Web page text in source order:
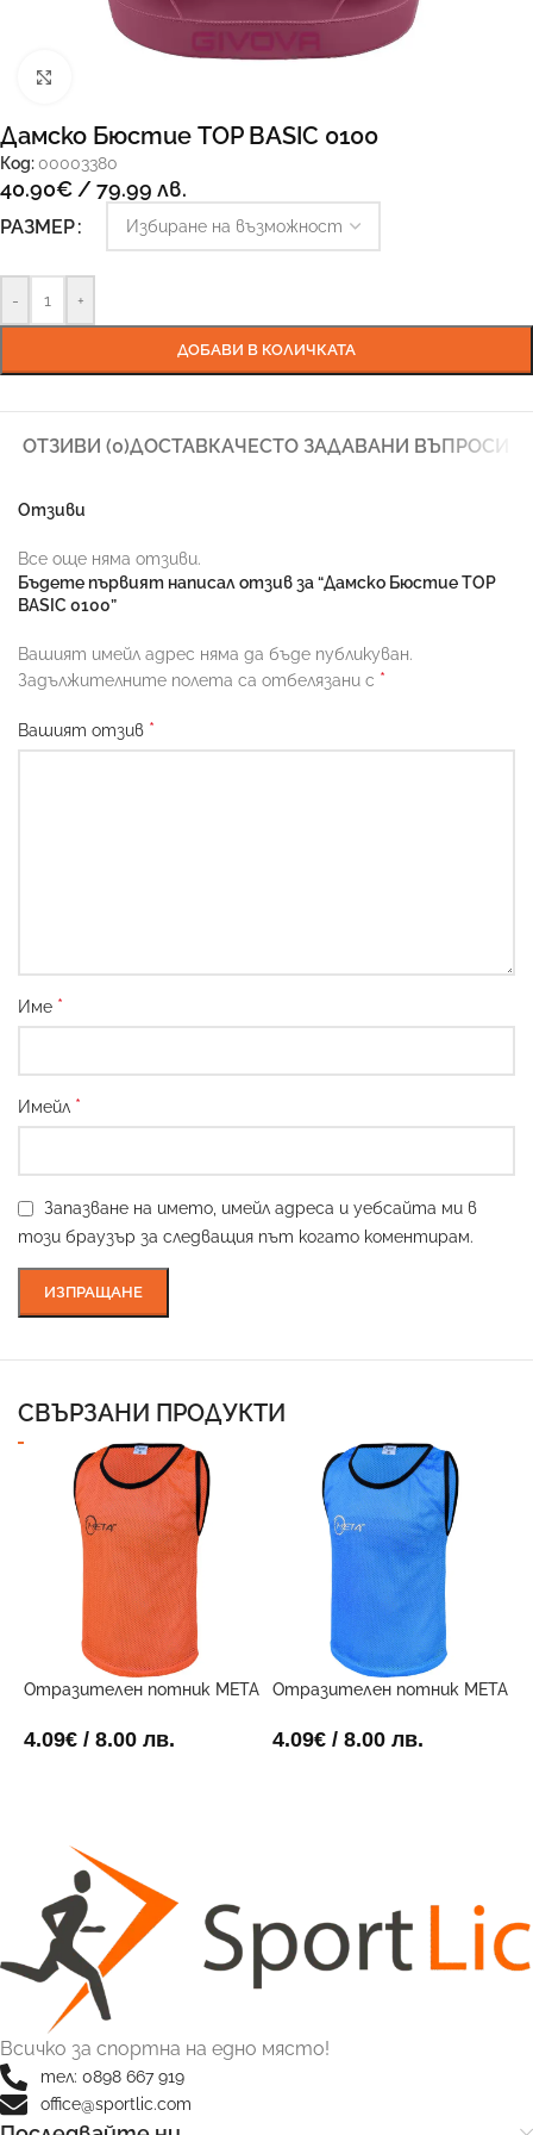
Дамско Бюстие TOP BASIC 0100
Код: 00003380
40.90€ / 79.99 лв.
РАЗМЕР
- +
ДОБАВИ В КОЛИЧКАТА
ОТЗИВИ (0)ДОСТАВКАЧЕСТО ЗАДАВАНИ ВЪПРОСИ
Отзиви
Все още няма отзиви.
Бъдете първият написал отзив за “Дамско Бюстие TOP
BASIC 0100”
Вашият имейл адрес няма да бъде публикуван.
Задължителните полета са отбелязани с *
Вашият отзив *
Име *
Имейл *
Запазване на името, имейл адреса и уебсайта ми в
този браузър за следващия път когато коментирам.
СВЪРЗАНИ ПРОДУКТИ
Отразителен потник META
4.09€ / 8.00 лв.
Отразителен потник META
4.09€/ 8.00 лв.
Всичко за спортна на едно място!
тел: 0898 667 919
office@sportlic.com